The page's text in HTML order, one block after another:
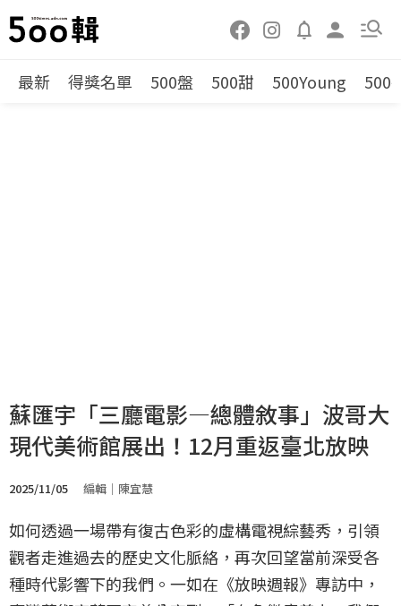
最新 得獎名單 500盤 500甜 500Young 500
蘇匯宇「三廳電影—總體敘事」波哥大
現代美術館展出！12月重返臺北放映
2025/11/05 編輯｜陳宜慧
如何透過一場帶有復古色彩的虛構電視綜藝秀，引領
觀者走進過去的歷史文化脈絡，再次回望當前深受各
種時代影響下的我們。一如在《放映週報》專訪中，